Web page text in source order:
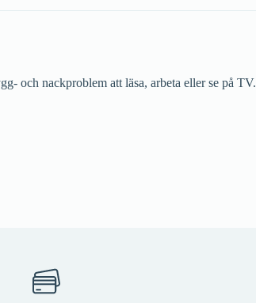
och nackproblem att läsa, arbeta eller se på TV.